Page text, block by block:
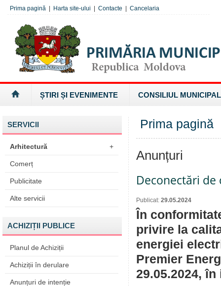
Prima pagină Harta site-ului Contacte Cancelaria
ȘTIRI ȘI EVENIMENTE CONSILIUL MUNICIPAL
SERVICII
Arhitectură +
Comerț
Publicitate
Alte servicii
ACHIZIȚII PUBLICE
Planul de Achiziții
Achiziții în derulare
Anunțuri de intenție
Prima pagină
Anunțuri
Deconectări
Publicat: 29.05.2024
În
privire la
energiei
Premier
29.05.2024,